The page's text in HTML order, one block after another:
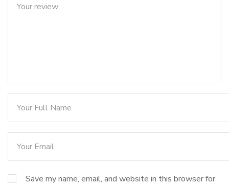
Save my name, email, and website in this browser for